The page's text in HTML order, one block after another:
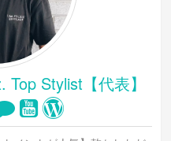
Stylist【代表】